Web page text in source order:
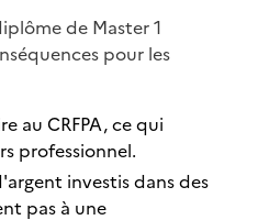
de Master 1
pour les
au CRFPA, ce qui
professionnel.
investis dans des
pas à une